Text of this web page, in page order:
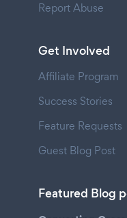
Report Abuse
Get Involved
Affiliate Program
Success Stories
Feature Requests
Guest Blog Post
Featured Blog